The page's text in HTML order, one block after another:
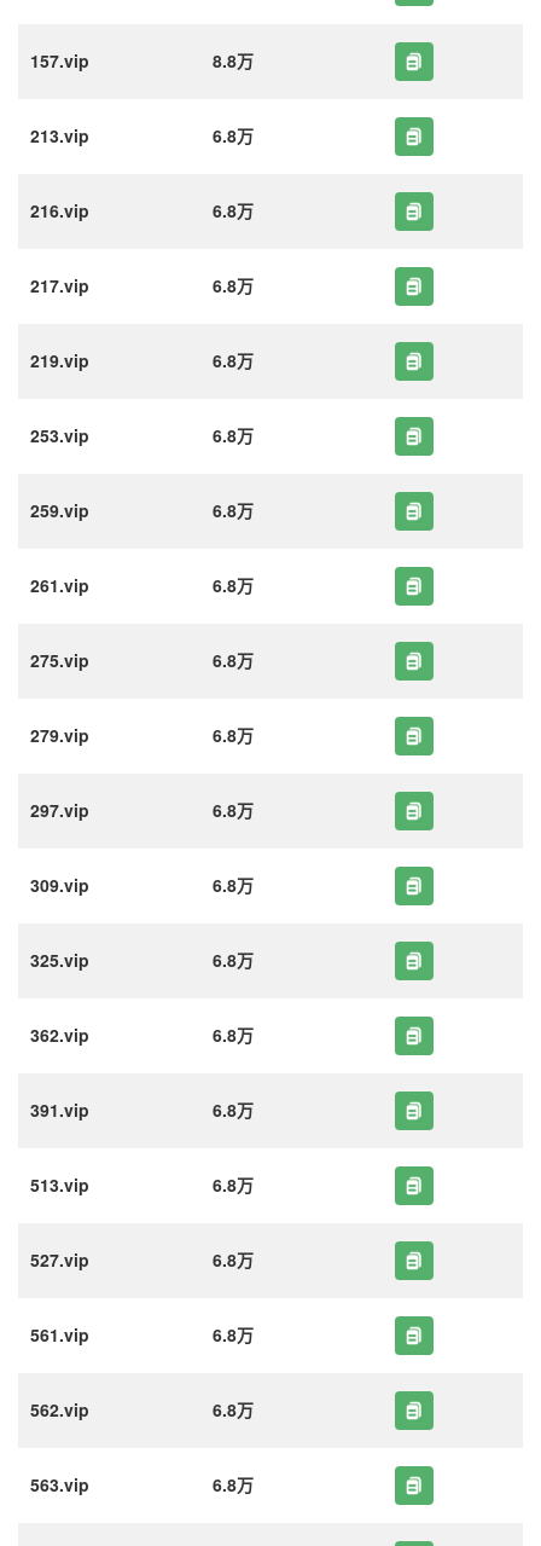
157.vip 8.8万
213.vip 6.8万
216.vip 6.8万
217.vip 6.8万
219.vip 6.8万
253.vip 6.8万
259.vip 6.8万
261.vip 6.8万
275.vip 6.8万
279.vip 6.8万
297.vip 6.8万
309.vip 6.8万
325.vip 6.8万
362.vip 6.8万
391.vip 6.8万
513.vip 6.8万
527.vip 6.8万
561.vip 6.8万
562.vip 6.8万
563.vip 6.8万